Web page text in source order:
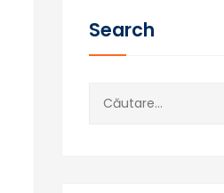
Search